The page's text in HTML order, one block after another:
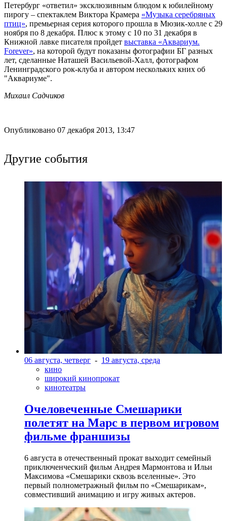
Петербург «ответил» эксклюзивным блюдом к юбилейному
пирогу – спектаклем Виктора Крамера «Музыка серебряных
птиц», премьерная серия которого прошла в Мюзик-холле с 29
ноября по 8 декабря. Плюс к этому с 10 по 31 декабря в
Книжной лавке писателя пройдет выставка «Аквариум.
Forever», на которой будут показаны фотографии БГ разных
лет, сделанные Наташей Васильевой-Халл, фотографом
Ленинградского рок-клуба и автором нескольких кних об
"Аквариуме".
Михаил Садчиков
Опубликовано 07 декабря 2013, 13:47
Другие события
06 августа, четверг - 19 августа, среда
кино
широкий кинопрокат
кинотеатры
Очеловеченные Смешарики
полетят на Марс в первом игровом
фильме франшизы
6 августа в отечественный прокат выходит семейный
приключенческий фильм Андрея Мармонтова и Ильи
Максимова «Смешарики сквозь вселенные». Это
первый полнометражный фильм по «Смешарикам»,
совместивший анимацию и игру живых актеров.